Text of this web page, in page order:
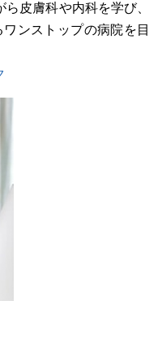
皮膚科や内科を学び、
ンストップの病院を目